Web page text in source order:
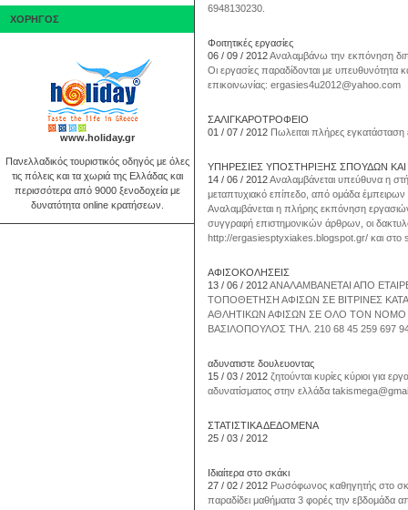
ΧΟΡΗΓΟΣ
www.holiday.gr
Πανελλαδικός τουριστικός οδηγός με όλες
τις πόλεις και τα χωριά της Ελλάδας και
περισσότερα από 9000 ξενοδοχεία με
δυνατότητα online κρατήσεων.
6948130230.
Φοιτητικές εργασίες
06 / 09 / 2012Αναλαμβάνω την εκπόνηση
Οι εργασίες παραδίδονται με υπευθυνότητα
επικοινωνίας: ergasies4u2012@yahoo.com
ΣΑΛΙΓΚΑΡΟΤΡΟΦΕΙΟ
01 / 07 / 2012 Πωλειται πλήρες εγκατάσταση
ΥΠΗΡΕΣΙΕΣ ΥΠΟΣΤΗΡΙΞΗΣ ΣΠΟΥΔΩΝ
14 / 06 / 2012Αναλαμβάνεται υπεύθυνα η
μεταπτυχιακό επίπεδο, από ομάδα έμπειρων
Αναλαμβάνεται η πλήρης εκπόνηση εργασιών,
συγγραφή επιστημονικών άρθρων, οι
http://ergasiesptyxiakes.blogspot.gr/ και στο
AΦΙΣΟΚΟΛΗΣΕΙΣ
13 / 06 / 2012ΑΝΑΛΑΜΒΑΝΕΤΑΙ ΑΠΟ
ΤΟΠΟΘΕΤΗΣΗ ΑΦΙΣΩΝ ΣΕ ΒΙΤΡΙΝΕΣ
ΑΘΛΗΤΙΚΩΝ ΑΦΙΣΩΝ ΣΕ ΟΛΟ ΤΟΝ ΝΟΜΟ
ΒΑΣΙΛΟΠΟΥΛΟΣ ΤΗΛ. 210 68 45 259 697
αδυνατιστε δουλευοντας
15 / 03 / 2012 ζητούνται κυρίες κύριοι για
αδυνατίσματος στην ελλάδα
ΣΤΑΤΙΣΤΙΚΑ ΔΕΔΟΜΕΝΑ
25 / 03 / 2012
Ιδιαίτερα στο σκάκι
27 / 02 / 2012 Ρωσόφωνος καθηγητής στο
παραδίδει μαθήματα 3 φορές την εβδομάδα